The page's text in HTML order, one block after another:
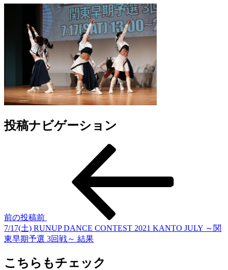
投稿ナビゲーション
前の投稿前
7/17(土) RUNUP DANCE CONTEST 2021 KANTO JULY ～関
東早期予選 3回戦～ 結果
こちらもチェック